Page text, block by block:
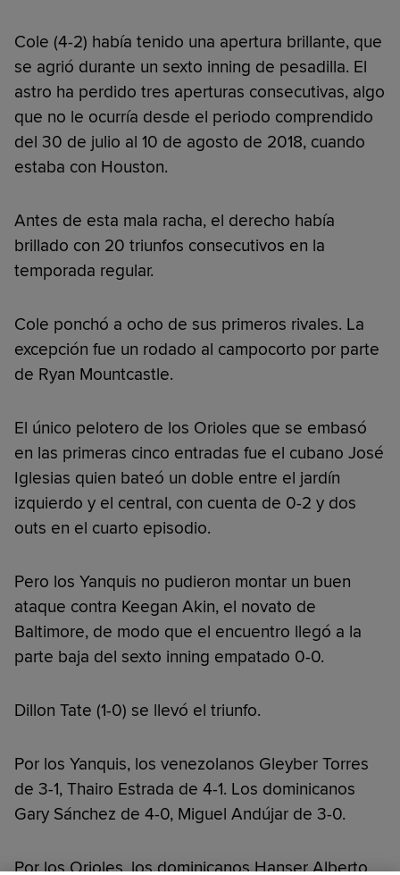
Cole (4-2) había tenido una apertura brillante, que
se agrió durante un sexto inning de pesadilla. El
astro ha perdido tres aperturas consecutivas, algo
que no le ocurría desde el periodo comprendido
del 30 de julio al 10 de agosto de 2018, cuando
estaba con Houston.
Antes de esta mala racha, el derecho había
brillado con 20 triunfos consecutivos en la
temporada regular.
Cole ponchó a ocho de sus primeros rivales. La
excepción fue un rodado al campocorto por parte
de Ryan Mountcastle.
El único pelotero de los Orioles que se embasó
en las primeras cinco entradas fue el cubano José
Iglesias quien bateó un doble entre el jardín
izquierdo y el central, con cuenta de 0-2 y dos
outs en el cuarto episodio.
Pero los Yanquis no pudieron montar un buen
ataque contra Keegan Akin, el novato de
Baltimore, de modo que el encuentro llegó a la
parte baja del sexto inning empatado 0-0.
Dillon Tate (1-0) se llevó el triunfo.
Por los Yanquis, los venezolanos Gleyber Torres
de 3-1, Thairo Estrada de 4-1. Los dominicanos
Gary Sánchez de 4-0, Miguel Andújar de 3-0.
Por los Orioles, los dominicanos Hanser Alberto